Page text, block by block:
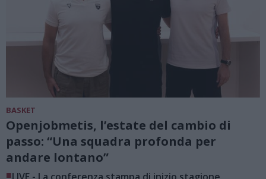
BASKET
Openjobmetis, l’estate del cambio di
passo: “Una squadra profonda per
andare lontano”
■